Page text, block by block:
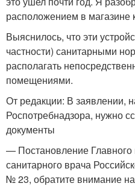
расположением в магазине
Выяснилось, что эти
частности) санитарными
располагать
помещениями.
От редакции: В заявлении,
Роспотребнадзора, нужно
документы
— Постановление Главного
санитарного врача
№ 23, обратите внимание